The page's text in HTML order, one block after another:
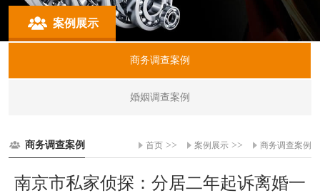
案例展示
商务调查案例
婚姻调查案例
商务调查案例 首页 >> 案例展示 >> 商务调查案例
南京市私家侦探：分居二年起诉离婚一